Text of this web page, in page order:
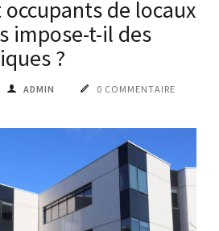
de locaux
impose-t-il des
?
ADMIN 0 COMMENTAIRE